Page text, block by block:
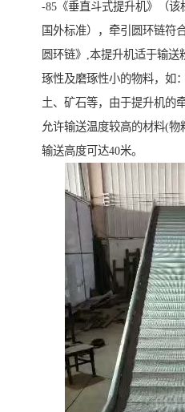
-85《垂直斗式提升机》（该
国外标准），牵引圆环链符
圆环链》,本提升机适于输
琢性及磨琢性小的物料，如
土、矿石等，由于提升机的
允许输送温度较高的材料(
输送高度可达40米。